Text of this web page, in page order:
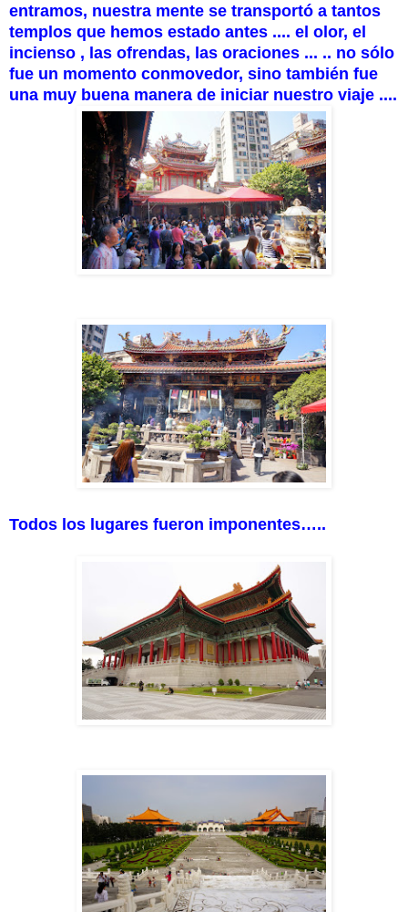
entramos, nuestra mente se transportó a tantos
templos que hemos estado antes .... el olor, el
incienso , las ofrendas, las oraciones ... .. no sólo
fue un momento conmovedor, sino también fue
una muy buena manera de iniciar nuestro viaje ....
Todos los lugares fueron imponentes…..